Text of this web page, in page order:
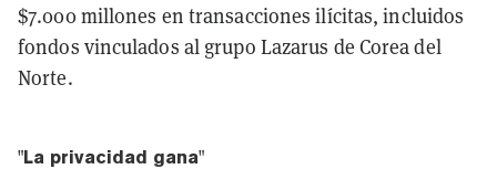
$7.000 millones en transacciones ilícitas, incluidos
fondos vinculados al grupo Lazarus de Corea del
Norte.
"La privacidad gana"